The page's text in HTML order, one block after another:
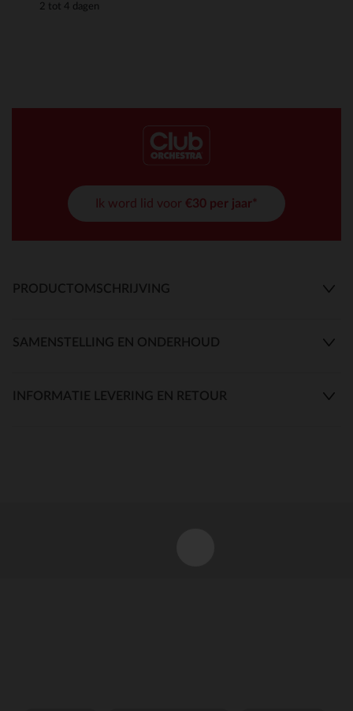
2 tot 4 dagen
Ik word lid voor €30 per jaar*
PRODUCTOMSCHRIJVING
SAMENSTELLING EN ONDERHOUD
INFORMATIE LEVERING EN RETOUR